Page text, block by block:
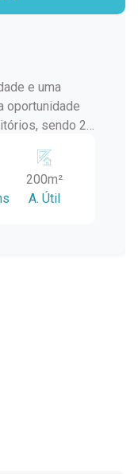
e uma
oportunidade
para reunir
privativas
Avenida Dom
além de
200m²
A. Útil